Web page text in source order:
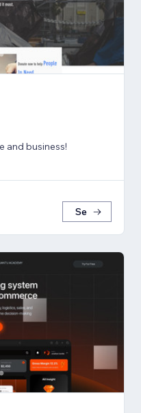
and business!
Se